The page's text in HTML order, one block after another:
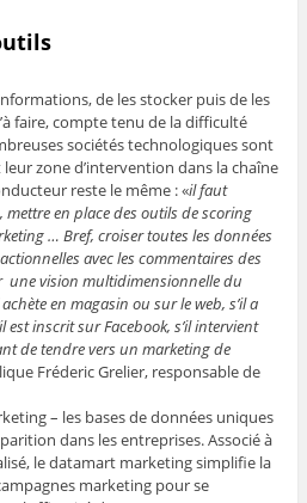
de les stocker puis de les
faire, compte tenu de la difficulté
sociétés technologiques sont
zone d’intervention dans la chaîne
reste le même : «il faut
en place des outils de scoring
… Bref, croiser toutes les données
avec les commentaires des
une vision multidimensionnelle du
en magasin ou sur le web, s’il a
inscrit sur Facebook, s’il intervient
de tendre vers un marketing de
Fréderic Grelier, responsable de
– les bases de données uniques
dans les entreprises. Associé à
le datamart marketing simplifie la
marketing pour se